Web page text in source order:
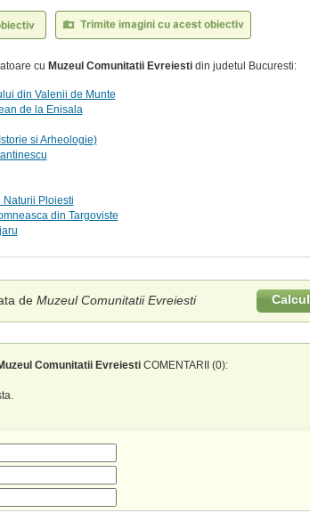
cu Muzeul Comunitatii Evreiestidin judetul Bucuresti:
din Valenii de Munte
de la Enisala
si Arheologie)
Naturii Ploiesti
din Targoviste
de Muzeul Comunitatii Evreiesti
Comunitatii EvreiestiCOMENTARII (0):